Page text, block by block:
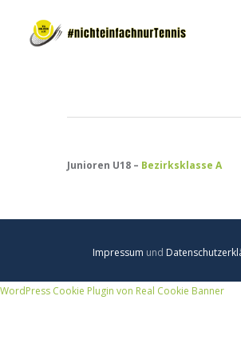
Junioren U18 – Bezirksklasse A
Impressum und
WordPress Cookie Plugin von Real Cookie Banner